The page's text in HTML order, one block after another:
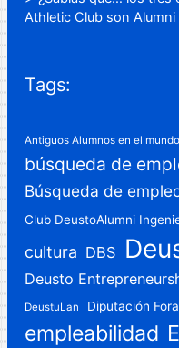
Athletic Club son Alumni
Tags:
Antiguos Alumnos en el mundo
búsqueda de
Búsqueda de
Club DeustoAlumni
cultura DBS
Deusto
DeustuLan Diputación
empleabilidad